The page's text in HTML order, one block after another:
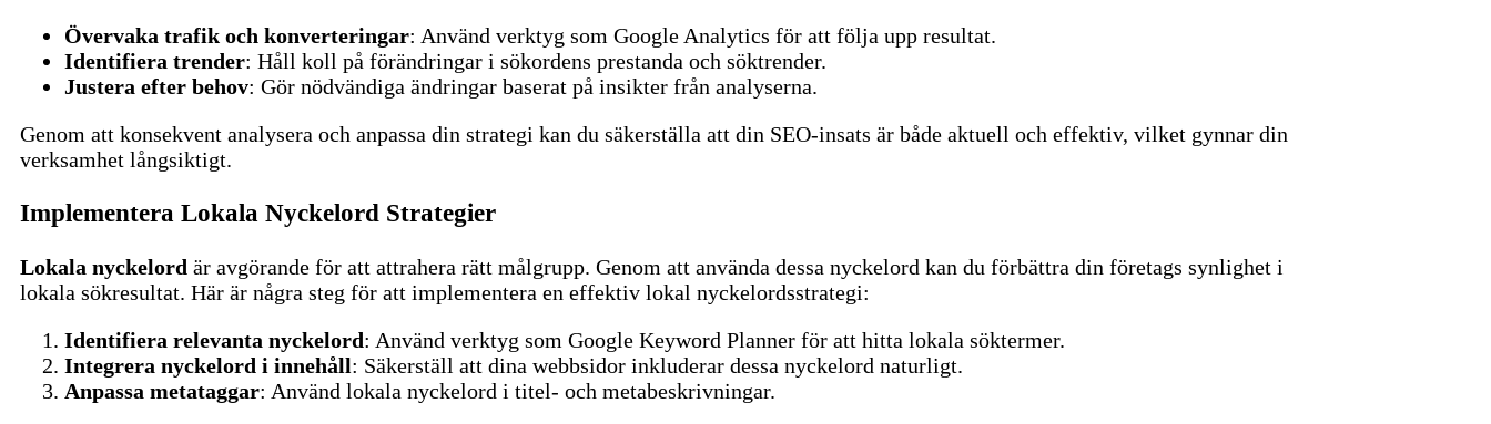
Övervaka trafik och konverteringar: Använd verktyg som Google Analytics för att följa upp resultat.
Identifiera trender: Håll koll på förändringar i sökordens prestanda och söktrender.
Justera efter behov: Gör nödvändiga ändringar baserat på insikter från analyserna.
Genom att konsekvent analysera och anpassa din strategi kan du säkerställa att din SEO-insats är både aktuell och effektiv, vilket gynnar din
verksamhet långsiktigt.
Implementera Lokala Nyckelord Strategier
Lokala nyckelord är avgörande för att attrahera rätt målgrupp. Genom att använda dessa nyckelord kan du förbättra din företags synlighet i
lokala sökresultat. Här är några steg för att implementera en effektiv lokal nyckelordsstrategi:
Identifiera relevanta nyckelord: Använd verktyg som Google Keyword Planner för att hitta lokala söktermer.
Integrera nyckelord i innehåll: Säkerställ att dina webbsidor inkluderar dessa nyckelord naturligt.
Anpassa metataggar: Använd lokala nyckelord i titel- och metabeskrivningar.